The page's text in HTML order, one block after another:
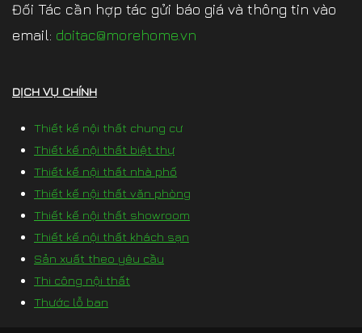
Đối Tác cần hợp tác gửi báo giá và thông tin vào
email: doitac@morehome.vn
DỊCH VỤ CHÍNH
Thiết kế nội thất chung cư
Thiết kế nội thất biệt thự
Thiết kế nội thất nhà phố
Thiết kế nội thất văn phòng
Thiết kế nội thất showroom
Thiết kế nội thất khách sạn
Sản xuất theo yêu cầu
Thi công nội thất
Thước lỗ ban